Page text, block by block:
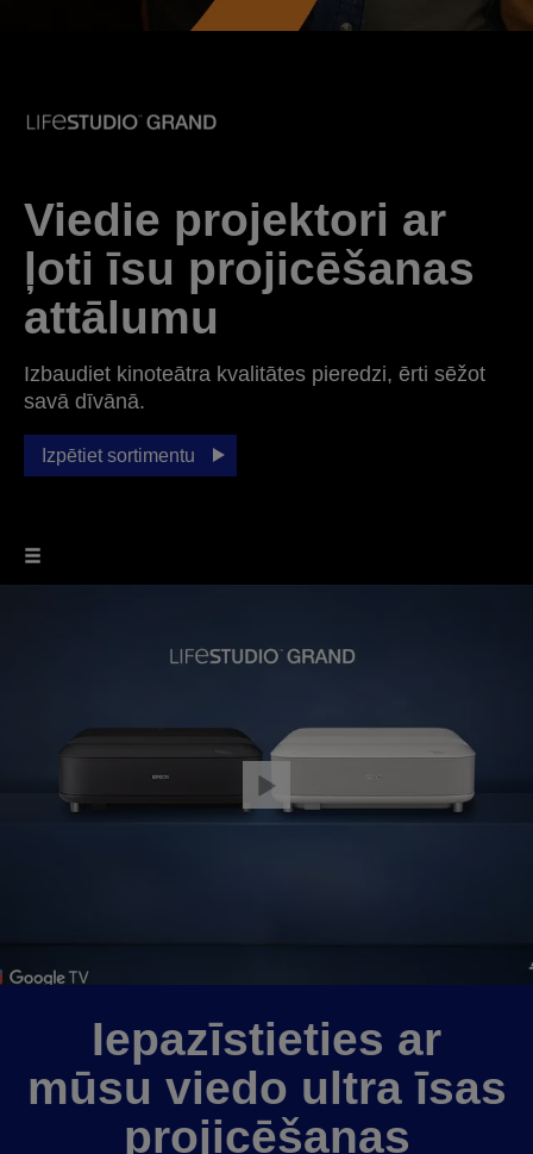
Viedie projektori ar
ļoti īsu projicēšanas
attālumu
Izbaudiet kinoteātra kvalitātes pieredzi, ērti sēžot
savā dīvānā.
Izpētiet sortimentu
Iepazīstieties ar
mūsu viedo ultra īsas
projicēšanas